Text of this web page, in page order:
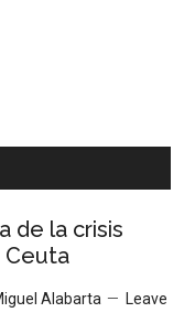
de la crisis
Ceuta
Alabarta
Leave